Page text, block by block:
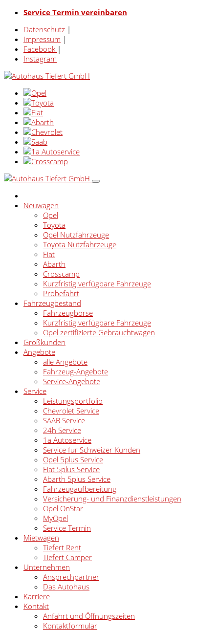
Service Termin vereinbaren
Datenschutz |
Impressum |
Facebook |
Instagram
Neuwagen
Opel
Toyota
Opel Nutzfahrzeuge
Toyota Nutzfahrzeuge
Fiat
Abarth
Crosscamp
Kurzfristig verfügbare Fahrzeuge
Probefahrt
Fahrzeugbestand
Fahrzeugbörse
Kurzfristig verfügbare Fahrzeuge
Opel zertifizierte Gebrauchtwagen
Großkunden
Angebote
alle Angebote
Fahrzeug-Angebote
Service-Angebote
Service
Leistungsportfolio
Chevrolet Service
SAAB Service
24h Service
1a Autoservice
Service für Schweizer Kunden
Opel 5plus Service
Fiat 5plus Service
Abarth 5plus Service
Fahrzeugaufbereitung
Versicherung- und Finanzdienstleistungen
Opel OnStar
MyOpel
Service Termin
Mietwagen
Tiefert Rent
Tiefert Camper
Unternehmen
Ansprechpartner
Das Autohaus
Karriere
Kontakt
Anfahrt und Öffnungszeiten
Kontaktformular